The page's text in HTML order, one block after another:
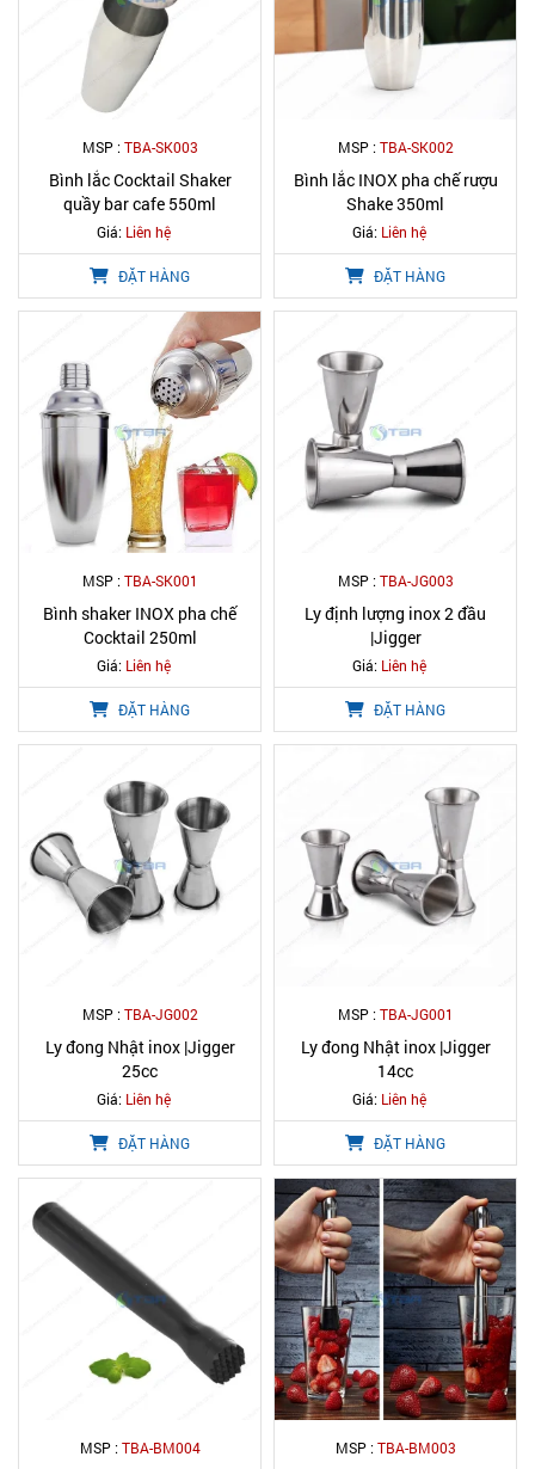
MSP :TBA-SK003
Bình lắc Cocktail Shaker
quầy bar cafe 550ml
Giá: Liên hệ
ĐẶT HÀNG
MSP :TBA-SK002
Bình lắc INOX pha chế rượu
Shake 350ml
Giá: Liên hệ
ĐẶT HÀNG
MSP :TBA-SK001
Bình shaker INOX pha chế
Cocktail 250ml
Giá: Liên hệ
ĐẶT HÀNG
MSP :TBA-JG003
Ly định lượng inox 2 đầu
|Jigger
Giá: Liên hệ
ĐẶT HÀNG
MSP :TBA-JG002
Ly đong Nhật inox |Jigger
25cc
Giá: Liên hệ
ĐẶT HÀNG
MSP :TBA-JG001
Ly đong Nhật inox |Jigger
14cc
Giá: Liên hệ
ĐẶT HÀNG
MSP :TBA-BM004 MSP :TBA-BM003